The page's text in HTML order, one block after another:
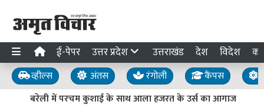
ई-पेपर उत्तर प्रदेश उत्तराखंड देश विदेश
व्हील्स अंतस रंगोली कैंपस
बरेली में परचम कुशाई के साथ आला हजरत के उर्स का आगाज